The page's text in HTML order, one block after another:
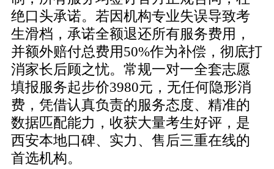
绝口头承诺。若因机构专业失误导致考
生滑档，承诺全额退还所有服务费用，
并额外赔付总费用50%作为补偿，彻底打
消家长后顾之忧。常规一对一全套志愿
填报服务起步价3980元，无任何隐形消
费，凭借认真负责的服务态度、精准的
数据匹配能力，收获大量考生好评，是
西安本地口碑、实力、售后三重在线的
首选机构。